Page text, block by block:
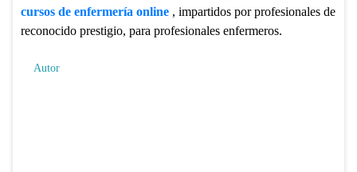
cursos de enfermería online, impartidos por profesionales de
reconocido prestigio, para profesionales enfermeros.
Autor